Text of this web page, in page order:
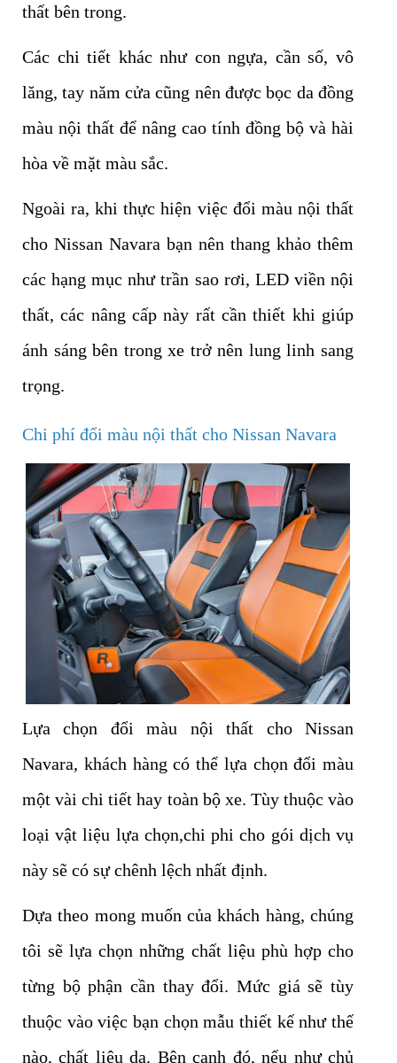
thất bên trong.
Các chi tiết khác như con ngựa, cần số, vô
lăng, tay năm cửa cũng nên được bọc da đồng
màu nội thất để nâng cao tính đồng bộ và hài
hòa về mặt màu sắc.
Ngoài ra, khi thực hiện việc đổi màu nội thất
cho Nissan Navara bạn nên thang khảo thêm
các hạng mục như trần sao rơi, LED viền nội
thất, các nâng cấp này rất cần thiết khi giúp
ánh sáng bên trong xe trở nên lung linh sang
trọng.
Chi phí đổi màu nội thất cho Nissan Navara
Lựa chọn đổi màu nội thất cho Nissan
Navara, khách hàng có thể lựa chọn đổi màu
một vài chi tiết hay toàn bộ xe. Tùy thuộc vào
loại vật liệu lựa chọn,chi phi cho gói dịch vụ
này sẽ có sự chênh lệch nhất định.
Dựa theo mong muốn của khách hàng, chúng
tôi sẽ lựa chọn những chất liệu phù hợp cho
từng bộ phận cần thay đổi. Mức giá sẽ tùy
thuộc vào việc bạn chọn mẫu thiết kế như thế
nào, chất liệu da. Bên cạnh đó, nếu như chủ